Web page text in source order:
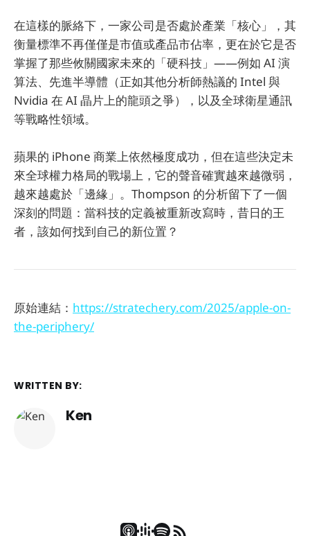
在這樣的脈絡下，一家公司是否處於產業「核心」，其
衡量標準不再僅僅是市值或產品市佔率，更在於它是否
掌握了那些攸關國家未來的「硬科技」——例如 AI 演
算法、先進半導體（正如其他分析師熱議的 Intel 與
Nvidia 在 AI 晶片上的龍頭之爭），以及全球衛星通訊
等戰略性領域。
蘋果的 iPhone 商業上依然極度成功，但在這些決定未
來全球權力格局的戰場上，它的聲音確實越來越微弱，
越來越處於「邊緣」。Thompson 的分析留下了一個
深刻的問題：當科技的定義被重新改寫時，昔日的王
者，該如何找到自己的新位置？
原始連結： https://stratechery.com/2025/apple-on-
the-periphery/
WRITTEN BY:
Ken